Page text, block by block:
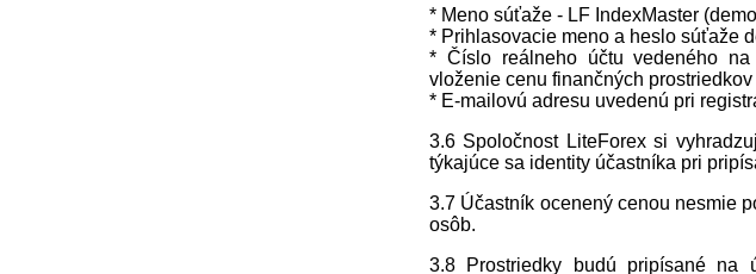
* Meno súťaže - LF IndexMaster
* Prihlasovacie meno a heslo súťaže
* Číslo reálneho účtu vedeného
vloženie cenu finančných
* E-mailovú adresu uvedenú pri
3.6 Spoločnost LiteForex si
týkajúce sa identity účastníka pri
3.7 Účastník ocenený cenou nesmie
osôb.
3.8 Prostriedky budú pripísané na